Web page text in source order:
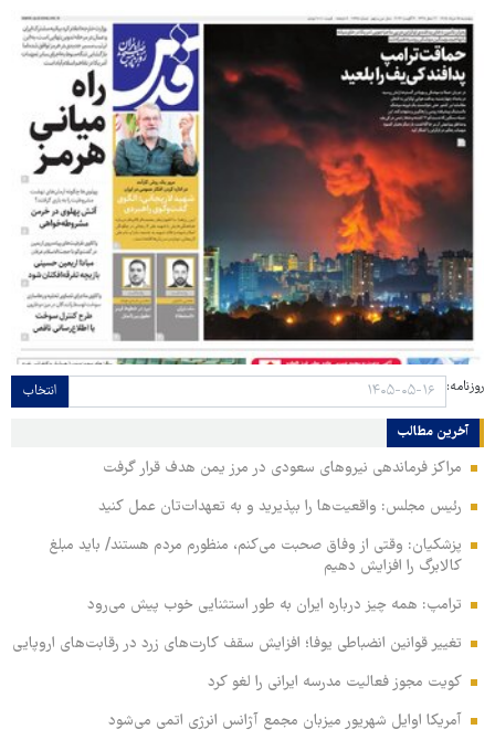
روزنامه: انتخاب
آخرین مطالب
مراکز فرماندهی نیروهای سعودی در مرز یمن هدف قرار گرفت
رئیس مجلس: واقعیت‌ها را بپذیرید و به تعهدات‌تان عمل کنید
پزشکیان: وقتی از وفاق صحبت می‌کنم، منظورم مردم هستند/ باید مبلغ
کالابرگ را افزایش دهیم
ترامپ: همه چیز درباره ایران به طور استثنایی خوب پیش می‌رود
تغییر قوانین انضباطی یوفا؛ افزایش سقف کارت‌های زرد در رقابت‌های اروپایی
کویت مجوز فعالیت مدرسه ایرانی را لغو کرد
آمریکا اوایل شهریور میزبان مجمع آژانس انرژی اتمی می‌شود